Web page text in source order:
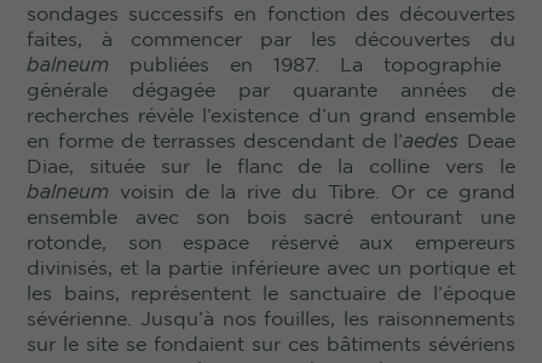
sondages successifs en fonction des découvertes
faites, à commencer par les découvertes du
balneum publiées en 1987. La topographie
générale dégagée par quarante années de
recherches révèle l’existence d’un grand ensemble
en forme de terrasses descendant de l’aedes Deae
Diae, située sur le flanc de la colline vers le
balneum voisin de la rive du Tibre. Or ce grand
ensemble avec son bois sacré entourant une
rotonde, son espace réservé aux empereurs
divinisés, et la partie inférieure avec un portique et
les bains, représentent le sanctuaire de l’époque
sévérienne. Jusqu’à nos fouilles, les raisonnements
sur le site se fondaient sur ces bâtiments sévériens